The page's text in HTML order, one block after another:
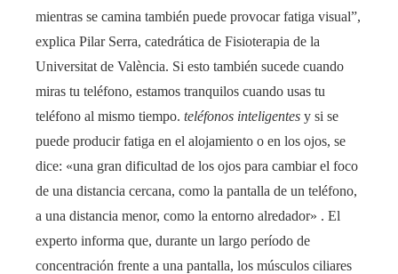
mientras se camina también puede provocar fatiga visual”,
explica Pilar Serra, catedrática de Fisioterapia de la
Universitat de València. Si esto también sucede cuando
miras tu teléfono, estamos tranquilos cuando usas tu
teléfono al mismo tiempo. teléfonos inteligentes y si se
puede producir fatiga en el alojamiento o en los ojos, se
dice: «una gran dificultad de los ojos para cambiar el foco
de una distancia cercana, como la pantalla de un teléfono,
a una distancia menor, como la entorno alredador» . El
experto informa que, durante un largo período de
concentración frente a una pantalla, los músculos ciliares